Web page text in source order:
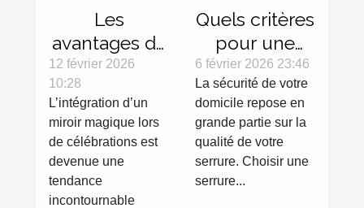
Les
avantages de
l'intégration
d'un miroir
magique lors
de
célébrations
12 février 2026
10:28
L’intégration d’un
miroir magique lors
de célébrations est
devenue une
tendance
incontournable
Quels critères
pour une
serrure haute
sécurité
efficace ?
6 février 2026 23:46
La sécurité de votre
domicile repose en
grande partie sur la
qualité de votre
serrure. Choisir une
serrure...